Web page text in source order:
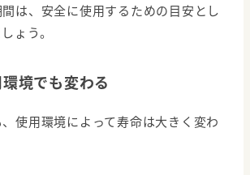
は、安全に使用するための目安とし
ょう。
境でも変わる
使用環境によって寿命は大きく変わ